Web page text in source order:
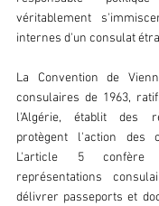
véritablement
internes d'un consulat
La Convention de
consulaires de 1963,
l'Algérie, établit des
protègent l'action des
L'article 5 confère
représentations
délivrer passeports et